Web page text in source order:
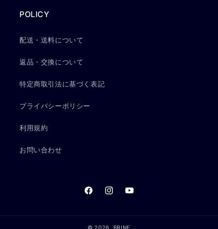
POLICY
配送・送料について
返品・交換について
特定商取引法に基づく表記
プライバシーポリシー
利用規約
お問い合わせ
FacebookInstagramYouTube
© 2026, BRINE